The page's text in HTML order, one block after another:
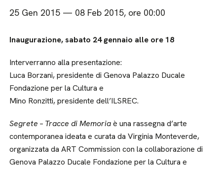
25 Gen 2015 — 08 Feb 2015, ore 00:00
Inaugurazione, sabato 24 gennaio alle ore 18
Interverranno alla presentazione:
Luca Borzani, presidente di Genova Palazzo Ducale
Fondazione per la Cultura e
Mino Ronzitti, presidente dell’ILSREC.
Segrete – Tracce di Memoriaè una rassegna d’arte
contemporanea ideata e curata da Virginia Monteverde,
organizzata da ART Commission con la collaborazione di
Genova Palazzo Ducale Fondazione per la Cultura e